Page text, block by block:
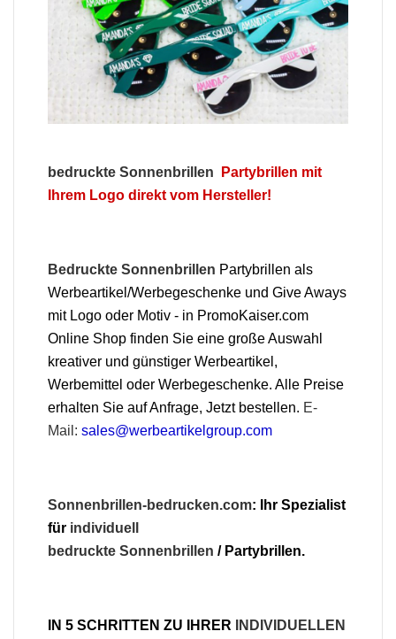
bedruckte Sonnenbrillen Partybrillen mit
Ihrem Logo direkt vom Hersteller!
Bedruckte Sonnenbrillen Partybrillen als
Werbeartikel/Werbegeschenke und Give Aways
mit Logo oder Motiv - in PromoKaiser.com
Online Shop finden Sie eine große Auswahl
kreativer und günstiger Werbeartikel,
Werbemittel oder Werbegeschenke. Alle Preise
erhalten Sie auf Anfrage, Jetzt bestellen. E-
Mail:sales@werbeartikelgroup.com
Sonnenbrillen-bedrucken.com: Ihr Spezialist
für individuell
bedruckteSonnenbrillen / Partybrillen.
IN 5 SCHRITTEN ZU IHRER
INDIVIDUELLEN